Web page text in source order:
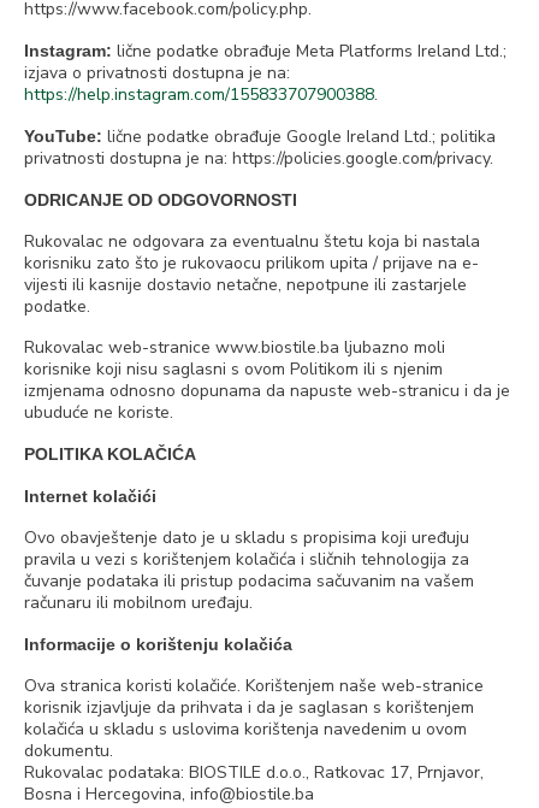
https://www.facebook.com/policy.php.
Instagram: lične podatke obrađuje Meta Platforms Ireland Ltd.;
izjava o privatnosti dostupna je na:
https://help.instagram.com/155833707900388.
YouTube: lične podatke obrađuje Google Ireland Ltd.; politika
privatnosti dostupna je na: https://policies.google.com/privacy.
ODRICANJE OD ODGOVORNOSTI
Rukovalac ne odgovara za eventualnu štetu koja bi nastala
korisniku zato što je rukovaocu prilikom upita / prijave na e-
vijesti ili kasnije dostavio netačne, nepotpune ili zastarjele
podatke.
Rukovalac web-stranice www.biostile.ba ljubazno moli
korisnike koji nisu saglasni s ovom Politikom ili s njenim
izmjenama odnosno dopunama da napuste web-stranicu i da je
ubuduće ne koriste.
POLITIKA KOLAČIĆA
Internet kolačići
Ovo obavještenje dato je u skladu s propisima koji uređuju
pravila u vezi s korištenjem kolačića i sličnih tehnologija za
čuvanje podataka ili pristup podacima sačuvanim na vašem
računaru ili mobilnom uređaju.
Informacije o korištenju kolačića
Ova stranica koristi kolačiće. Korištenjem naše web-stranice
korisnik izjavljuje da prihvata i da je saglasan s korištenjem
kolačića u skladu s uslovima korištenja navedenim u ovom
dokumentu.
Rukovalac podataka: BIOSTILE d.o.o., Ratkovac 17, Prnjavor,
Bosna i Hercegovina, info@biostile.ba